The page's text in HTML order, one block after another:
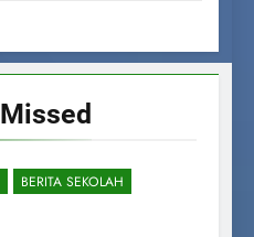
Missed
BERITA SEKOLAH